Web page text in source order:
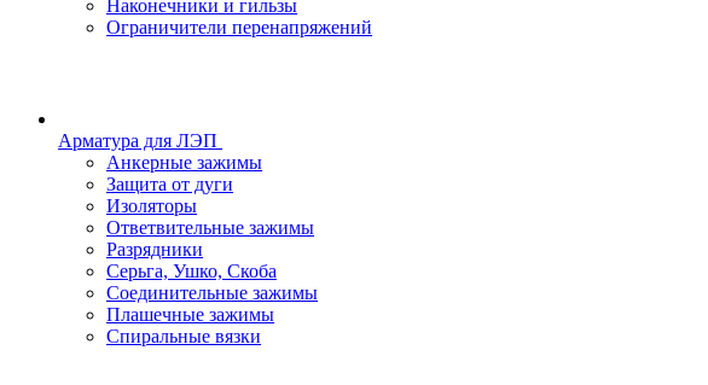
Наконечники и гильзы
Ограничители перенапряжений
Арматура для ЛЭП
Анкерные зажимы
Защита от дуги
Изоляторы
Ответвительные зажимы
Разрядники
Серьга, Ушко, Скоба
Соединительные зажимы
Плашечные зажимы
Спиральные вязки